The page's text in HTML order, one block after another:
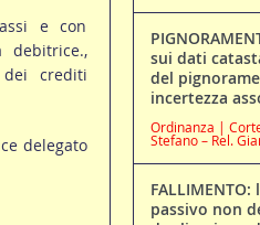
e con
crediti
delegato
sui dati
del
incertezza
Ordinanza |
Stefano – Rel.
passivo non